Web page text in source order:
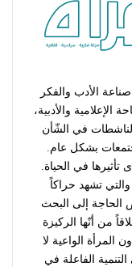
الأدب والفكر
الإعلامية والأدبية،
في الشّأن
بشكل عام.
تأثيرها في الحياة.
تشهد حراكاً
الحاجة إلى البحث
من أنّها الركيزة
المرأة الواعية لا
الفاعلة في